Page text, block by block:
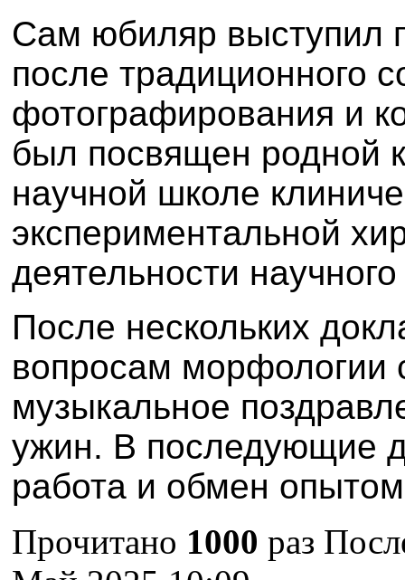
Сам юбиляр выступил
после традиционного
фотографирования и
был посвящен родной
научной школе
экспериментальной
деятельности
После нескольких
вопросам морфологии
музыкальное
ужин. В последующие
работа и обмен
Прочитано 1000 раз